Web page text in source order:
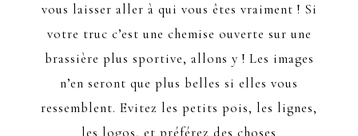
vous laisser aller à qui vous êtes vraiment ! Si
votre truc c’est une chemise ouverte sur une
brassière plus sportive, allons y ! Les images
n’en seront que plus belles si elles vous
ressemblent. Evitez les petits pois, les lignes,